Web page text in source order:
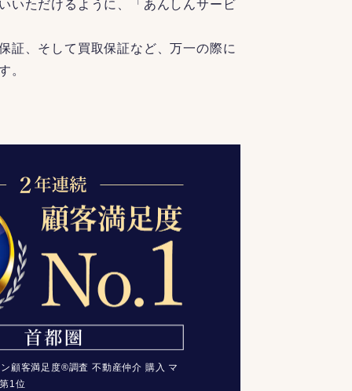
いただけるように、「あんしんサービ
証、そして買取保証など、万一の際に
。
顧客満足度®調査 不動産仲介 購入 マ
1位